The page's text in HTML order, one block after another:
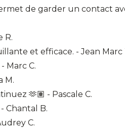
de garder un contact
R.
et efficace. - Jean Marc
Marc C.
M.
🫶🏽 - Pascale C.
Chantal B.
C.